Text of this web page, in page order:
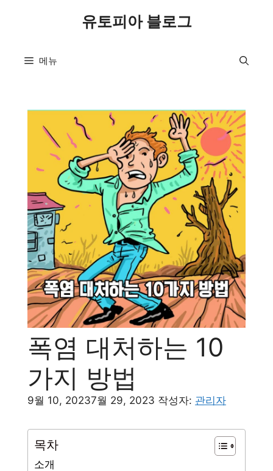
유토피아 블로그
메뉴
폭염 대처하는 10
가지 방법
9월 10, 20237월 29, 2023 작성자: 관리자
목차
소개